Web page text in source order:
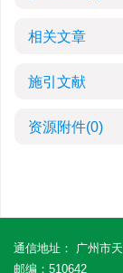
相关文章
施引文献
资源附件(0)
通信地址： 广州市
邮编：510642